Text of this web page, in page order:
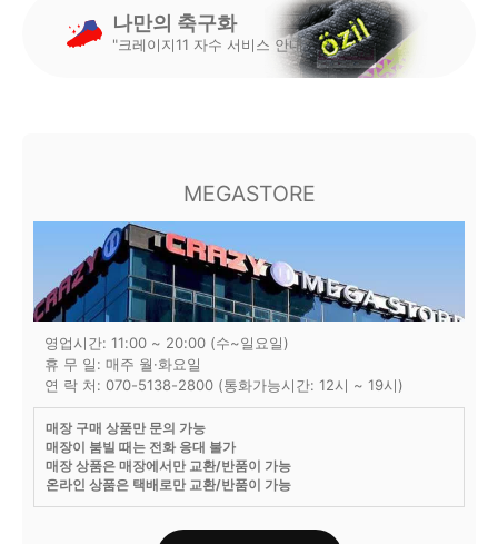
나만의 축구화
"크레이지11 자수 서비스 안내"
MEGASTORE
영업시간: 11:00 ~ 20:00 (수~일요일)
휴 무 일: 매주 월·화요일
연 락 처: 070-5138-2800 (통화가능시간: 12시 ~ 19시)
매장 구매 상품만 문의 가능
매장이 붐빌 때는 전화 응대 불가
매장 상품은 매장에서만 교환/반품이 가능
온라인 상품은 택배로만 교환/반품이 가능